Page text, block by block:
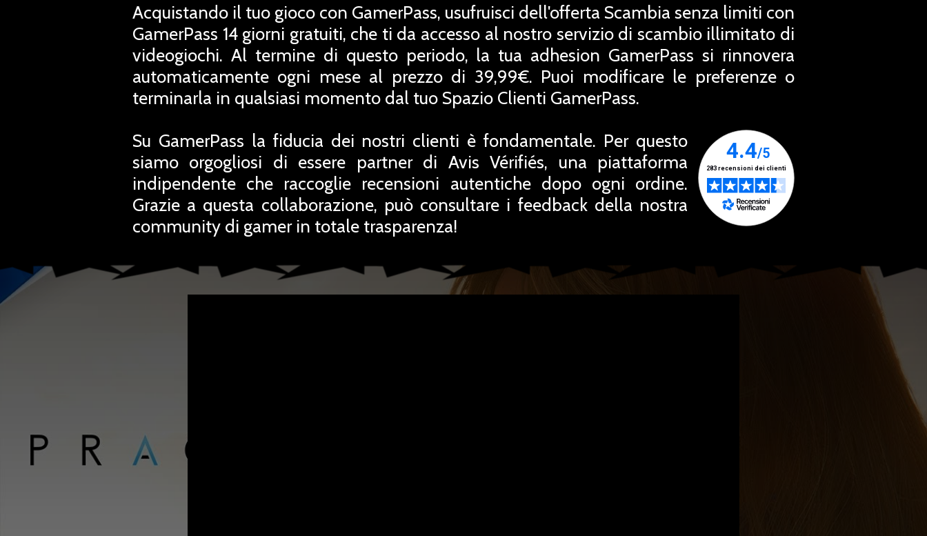
Acquistando il tuo gioco con GamerPass, usufruisci dell'offerta Scambia senza limiti con
GamerPass 14 giorni gratuiti, che ti da accesso al nostro servizio di scambio illimitato di
videogiochi. Al termine di questo periodo, la tua adhesion GamerPass si rinnovera
automaticamente ogni mese al prezzo di 39,99€. Puoi modificare le preferenze o
terminarla in qualsiasi momento dal tuo Spazio Clienti GamerPass.
Su GamerPass la fiducia dei nostri clienti è fondamentale. Per questo
siamo orgogliosi di essere partner di Avis Vérifiés, una piattaforma
indipendente che raccoglie recensioni autentiche dopo ogni ordine.
Grazie a questa collaborazione, può consultare i feedback della nostra
community di gamer in totale trasparenza!